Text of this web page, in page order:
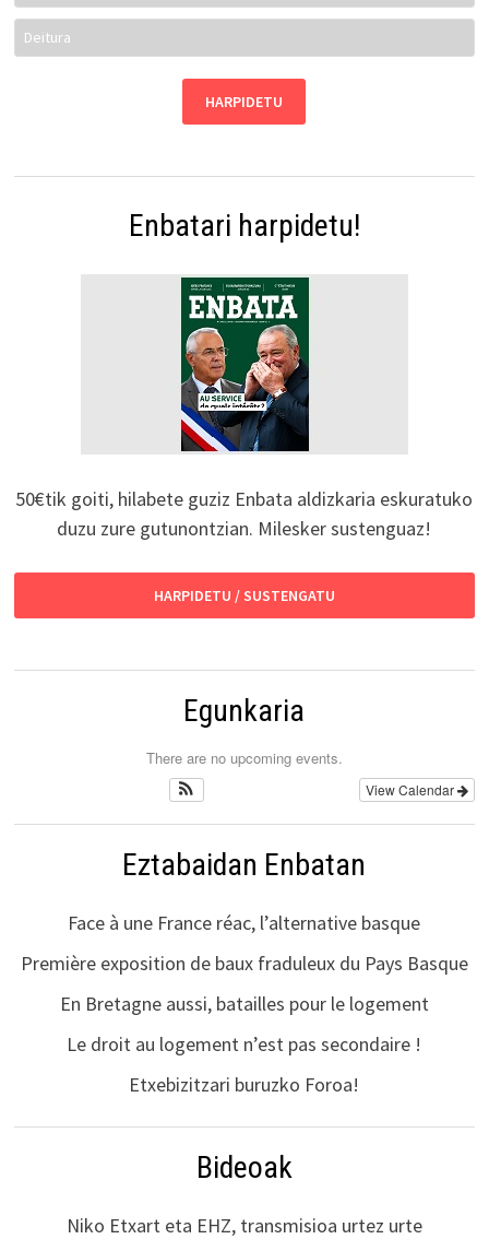
Enbatari harpidetu!
50€tik goiti, hilabete guziz Enbata aldizkaria eskuratuko
duzu zure gutunontzian. Milesker sustenguaz!
HARPIDETU / SUSTENGATU
Egunkaria
There are no upcoming events.
View Calendar
Eztabaidan Enbatan
Face à une France réac, l’alternative basque
Première exposition de baux fraduleux du Pays Basque
En Bretagne aussi, batailles pour le logement
Le droit au logement n’est pas secondaire !
Etxebizitzari buruzko Foroa!
Bideoak
Niko Etxart eta EHZ, transmisioa urtez urte